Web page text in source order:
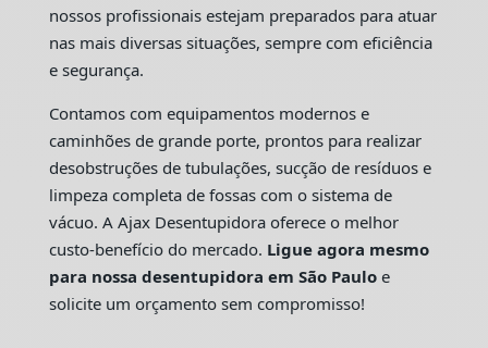
nossos profissionais estejam preparados para atuar
nas mais diversas situações, sempre com eficiência
e segurança.
Contamos com equipamentos modernos e
caminhões de grande porte, prontos para realizar
desobstruções de tubulações, sucção de resíduos e
limpeza completa de fossas com o sistema de
vácuo. A Ajax Desentupidora oferece o melhor
custo-benefício do mercado. Ligue agora mesmo
para nossa desentupidora em São Pauloe
solicite um orçamento sem compromisso!